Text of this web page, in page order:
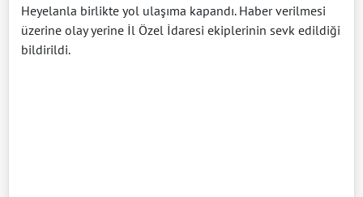
Heyelanla birlikte yol ulaşıma kapandı. Haber verilmesi
üzerine olay yerine İl Özel İdaresi ekiplerinin sevk edildiği
bildirildi.